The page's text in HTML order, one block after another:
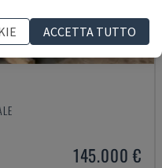
145.000 €
ACCETTA TUTTO